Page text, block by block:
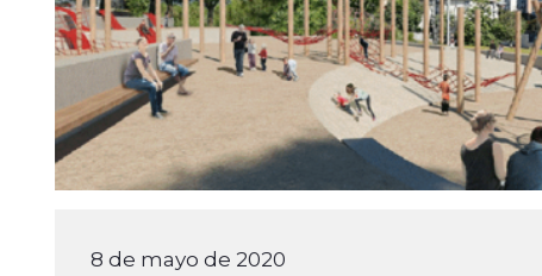
8 de mayo de 2020